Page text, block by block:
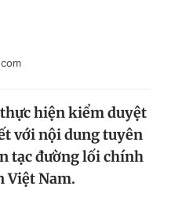
hiện kiểm duyệt
với nội dung tuyên
tạc đường lối chính
Việt Nam.